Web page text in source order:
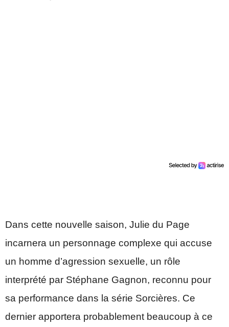
Dans cette nouvelle saison, Julie du Page
incarnera un personnage complexe qui accuse
un homme d’agression sexuelle, un rôle
interprété par Stéphane Gagnon, reconnu pour
sa performance dans la série Sorcières. Ce
dernier apportera probablement beaucoup à ce